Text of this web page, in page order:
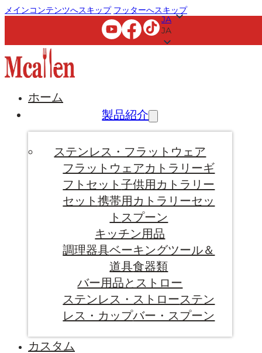
メインコンテンツへスキップ フッターへスキップ
JA
JA
ホーム
製品紹介
ステンレス・フラットウェア
フラットウェアカトラリーギ
フトセット子供用カトラリー
セット携帯用カトラリーセッ
ト スプーン
キッチン用品
調理器具ベーキングツール＆
道具食器類
バー用品とストロー
ステンレス・ストローステン
レス・カップバー・スプーン
カスタム